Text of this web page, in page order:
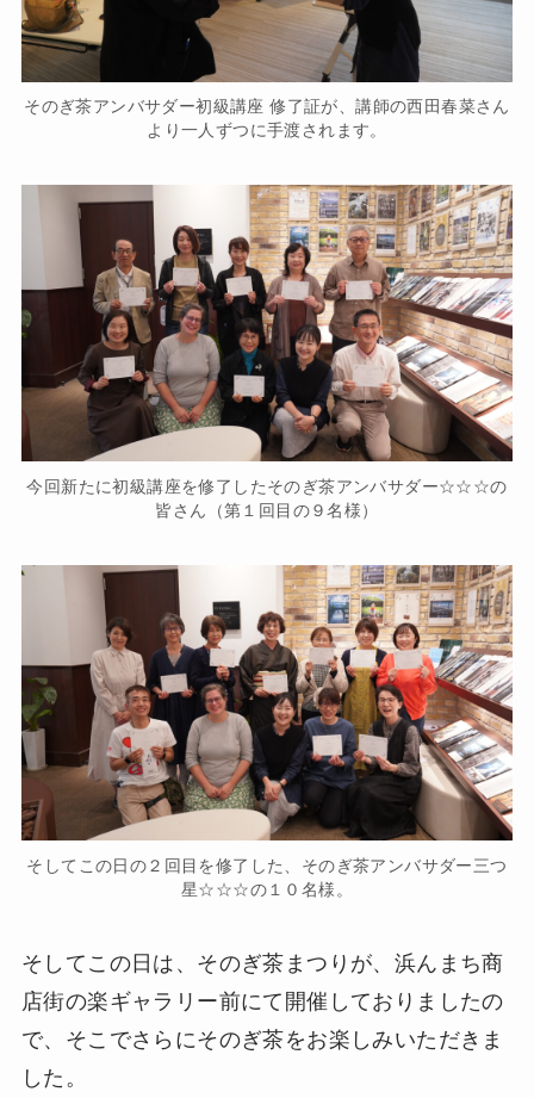
そのぎ茶アンバサダー初級講座 修了証が、講師の西田春菜さん
より一人ずつに手渡されます。
今回新たに初級講座を修了したそのぎ茶アンバサダー☆☆☆の
皆さん（第１回目の９名様）
そしてこの日の２回目を修了した、そのぎ茶アンバサダー三つ
星☆☆☆の１０名様。
そしてこの日は、そのぎ茶まつりが、浜んまち商
店街の楽ギャラリー前にて開催しておりましたの
で、そこでさらにそのぎ茶をお楽しみいただきま
した。